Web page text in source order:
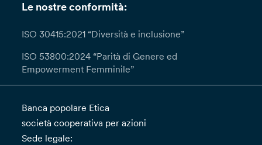
Le nostre conformità:
ISO 30415:2021 “Diversità e inclusione”
ISO 53800:2024 “Parità di Genere ed
Empowerment Femminile”
Banca popolare Etica
società cooperativa per azioni
Sede legale: